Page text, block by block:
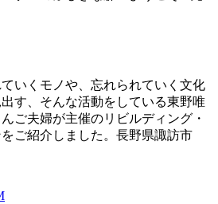
いくモノや、忘れられていく文化
す、そんな活動をしている東野唯
ご夫婦が主催のリビルディング・
ご紹介しました。長野県諏訪市